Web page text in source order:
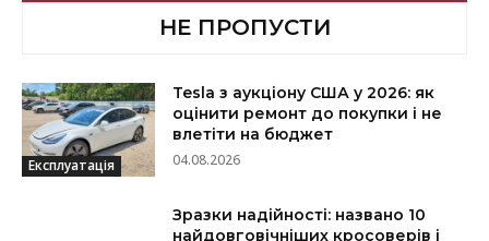
НЕ ПРОПУСТИ
Експлуатація
Tesla з аукціону США у 2026: як
оцінити ремонт до покупки і не
влетіти на бюджет
04.08.2026
Зразки надійності: названо 10
найдовговічніших кросоверів і